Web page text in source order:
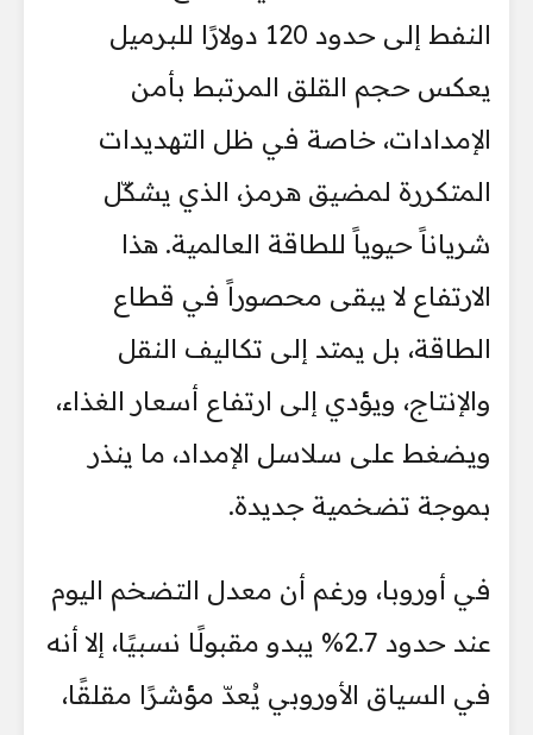
النفط إلى حدود 120 دولارًا للبرميل
يعكس حجم القلق المرتبط بأمن
الإمدادات، خاصة في ظل التهديدات
المتكررة لمضيق هرمز، الذي يشكّل
شرياناً حيوياً للطاقة العالمية. هذا
الارتفاع لا يبقى محصوراً في قطاع
الطاقة، بل يمتد إلى تكاليف النقل
والإنتاج، ويؤدي إلى ارتفاع أسعار الغذاء،
ويضغط على سلاسل الإمداد، ما ينذر
بموجة تضخمية جديدة.
في أوروبا، ورغم أن معدل التضخم اليوم
عند حدود 2.7% يبدو مقبولًا نسبيًا، إلا أنه
في السياق الأوروبي يُعدّ مؤشرًا مقلقًا،